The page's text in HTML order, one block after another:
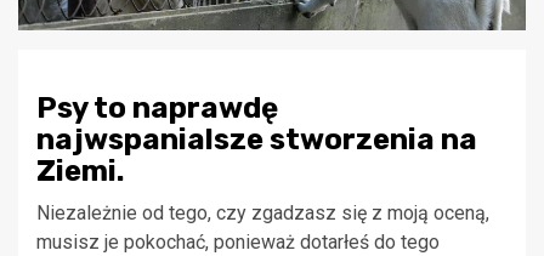
Psy to naprawdę
najwspanialsze stworzenia na
Ziemi.
Niezależnie od tego, czy zgadzasz się z moją oceną,
musisz je pokochać, ponieważ dotarłeś do tego